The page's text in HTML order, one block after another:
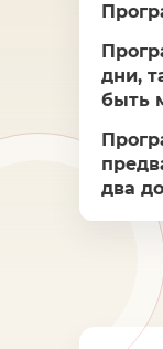
дни,
быть
два